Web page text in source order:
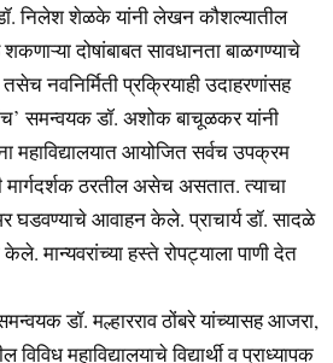
डॉ. निलेश शेळके यांनी लेखन कौशल्यातील
दोषांबाबत सावधानता बाळगण्याचे
नवनिर्मिती प्रक्रियाही उदाहरणांसह
समन्वयक डॉ. अशोक बाचूळकर यांनी
महाविद्यालयात आयोजित सर्वच उपक्रम
मार्गदर्शक ठरतील असेच असतात. त्याचा
आवाहन केले. प्राचार्य डॉ. सादळे
मान्यवरांच्या हस्ते रोपट्याला पाणी देत
डॉ. मल्हारराव ठोंबरे यांच्यासह आजरा,
महाविद्यालयाचे विद्यार्थी व प्राध्यापक